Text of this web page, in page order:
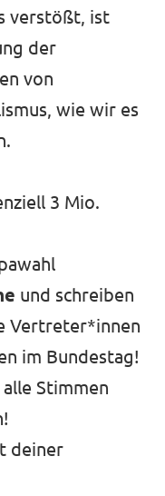
verstößt, ist
der
von
wie wir es
3 Mio.
und schreiben
Vertreter*innen
im Bundestag!
Stimmen
deiner